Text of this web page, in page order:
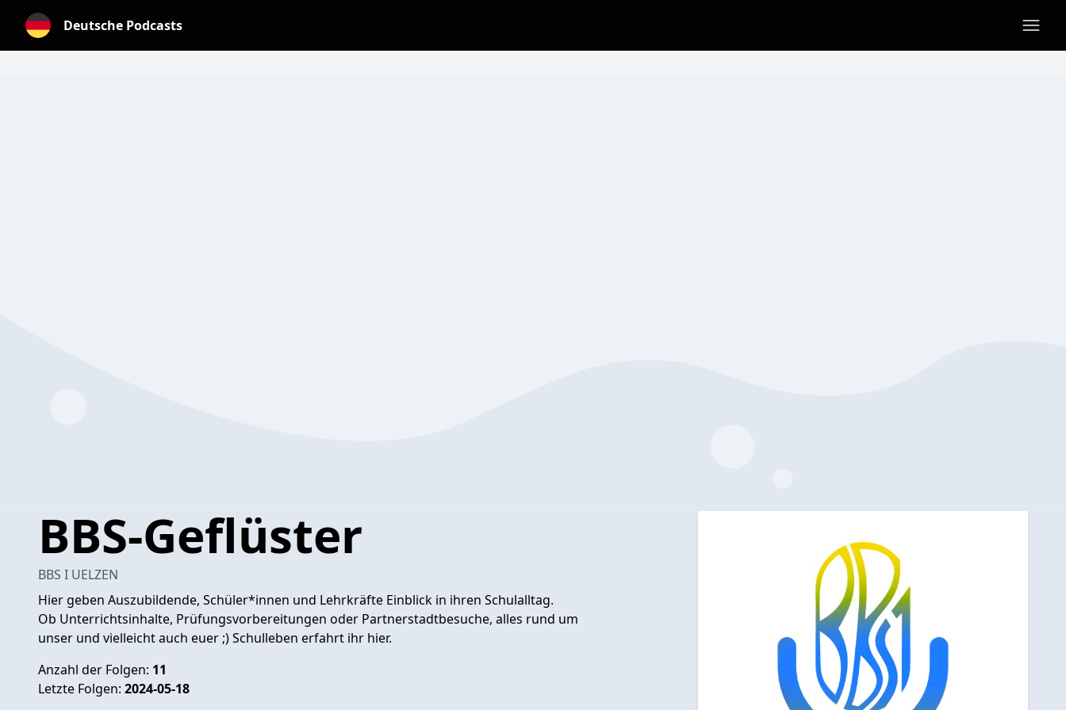
Deutsche Podcasts
BBS-Geflüster
BBS I UELZEN
Hier geben Auszubildende, Schüler*innen und Lehrkräfte Einblick in ihren Schulalltag.
Ob Unterrichtsinhalte, Prüfungsvorbereitungen oder Partnerstadtbesuche, alles rund um
unser und vielleicht auch euer ;) Schulleben erfahrt ihr hier.
Anzahl der Folgen: 11
Letzte Folgen: 2024-05-18